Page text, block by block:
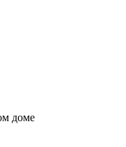
доме